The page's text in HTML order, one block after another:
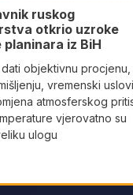
ruskog
otkrio uzroke
planinara iz BiH
objektivnu procjenu,
vremenski uslovi,
atmosferskog
vjerovatno su
ulogu